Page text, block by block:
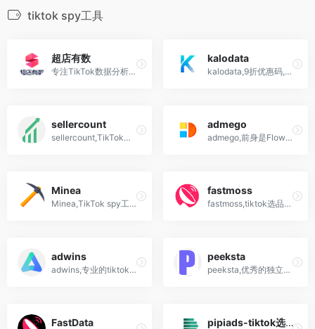
tiktok spy工具
超店有数
专注TikTok数据分析红人营销&amp;跨境电商选品
kalodata
kalodata,9折优惠码,最好的tiktok数据分析平台,国外抖音选品分析工具
sellercount
sellercount,TikTok广告的第一个也是最大的可搜索数据!
admego
admego,前身是Flowspy,TikTok选品spy广告
Minea
Minea,TikTok spy工具,Facebook,Instagram和Pinterest选品也支持
fastmoss
fastmoss,tiktok选品软件,tiktok spy工具
adwins
adwins,专业的tiktok选品软件,TikTok spy工具
peeksta
peeksta,优秀的独立站shopify,tiktok,Facebook选品工具
FastData pipiads-tiktok选品神器